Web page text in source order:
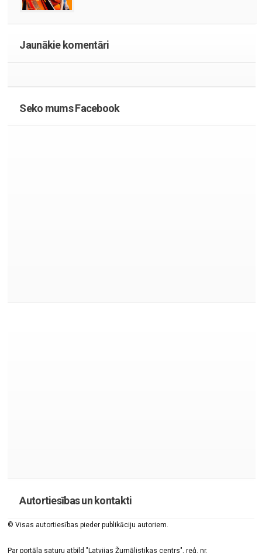
Jaunākie komentāri
Seko mums Facebook
Autortiesības un kontakti
© Visas autortiesības pieder publikāciju autoriem.
Par portāla saturu atbild "Latvijas Žurnālistikas centrs", reģ. nr.